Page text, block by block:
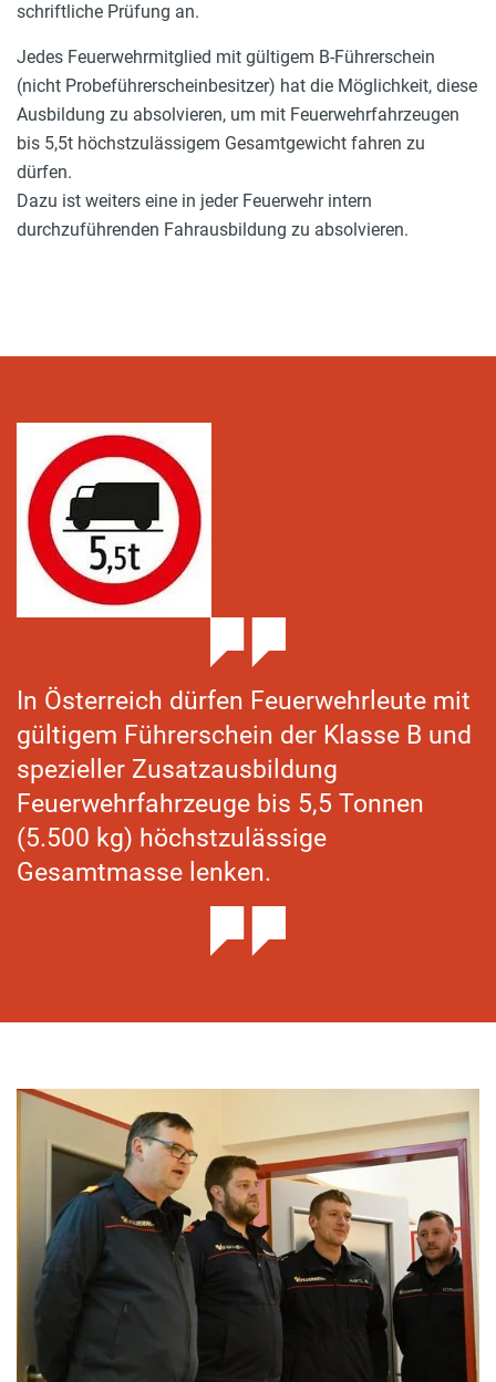
schriftliche Prüfung an.
Jedes Feuerwehrmitglied mit gültigem B-Führerschein
(nicht Probeführerscheinbesitzer) hat die Möglichkeit, diese
Ausbildung zu absolvieren, um mit Feuerwehrfahrzeugen
bis 5,5t höchstzulässigem Gesamtgewicht fahren zu
dürfen.
Dazu ist weiters eine in jeder Feuerwehr intern
durchzuführenden Fahrausbildung zu absolvieren.
In Österreich dürfen Feuerwehrleute mit
gültigem Führerschein der Klasse B und
spezieller Zusatzausbildung
Feuerwehrfahrzeuge bis 5,5 Tonnen
(5.500 kg) höchstzulässige
Gesamtmasse lenken.